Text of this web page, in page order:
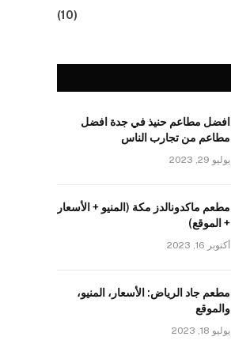
(10)
افضل مطاعم حنيذ في جدة افضل
مطاعم من تجارب الناس
يوليو 29, 2023
مطعم ماكدونالدز مكة (المنيو + الأسعار
+ الموقع)
أكتوبر 16, 2023
مطعم جاد الرياض: الأسعار، المنيو،
والموقع
يوليو 18, 2023